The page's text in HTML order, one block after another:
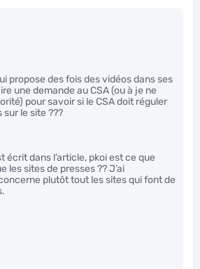
propose des fois des vidéos dans ses
une demande au CSA (ou à je ne
pour savoir si le CSA doit réguler
le site ???
écrit dans l’article, pkoi est ce que
les sites de presses ?? J’ai
plutôt tout les sites qui font de